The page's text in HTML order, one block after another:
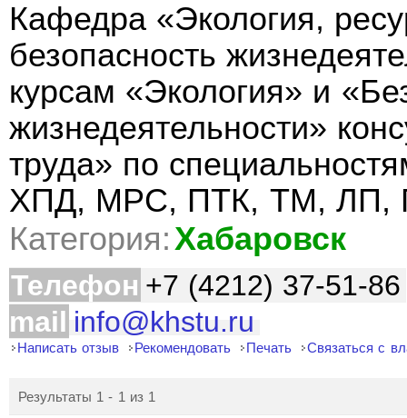
Кафедра «Экология,
безопасность
курсам «Экология» и
жизнедеятельности»
труда» по
ХПД, МРС, ПТК, ТМ,
Категория:Хабаровск
Телефон +7 (4212) 37-51-86
mail info@khstu.ru
Написать отзыв Рекомендовать Печать Связаться с
Результаты 1 - 1 из 1